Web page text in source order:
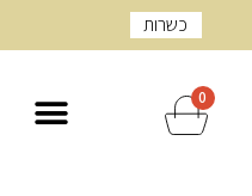
כשרות
0